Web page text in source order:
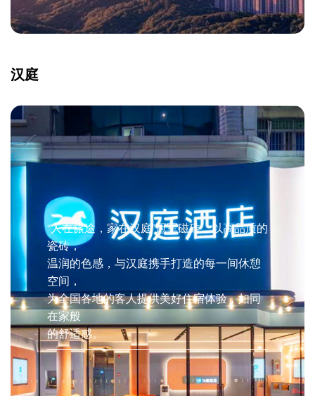
汉庭
“人在旅途，家在汉庭”冠军磁砖，以高品质的
瓷砖，
温润的色感，与汉庭携手打造的每一间休憩
空间，
为全国各地的客人提供美好住宿体验，如同
在家般
的舒适感。